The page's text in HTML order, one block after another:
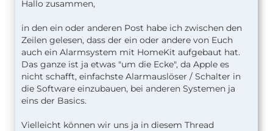
Hallo zusammen,
in den ein oder anderen Post habe ich zwischen den
Zeilen gelesen, dass der ein oder andere von Euch
auch ein Alarmsystem mit HomeKit aufgebaut hat.
Das ganze ist ja etwas "um die Ecke", da Apple es
nicht schafft, einfachste Alarmauslöser / Schalter in
die Software einzubauen, bei anderen Systemen ja
eins der Basics.
Vielleicht können wir uns ja in diesem Thread